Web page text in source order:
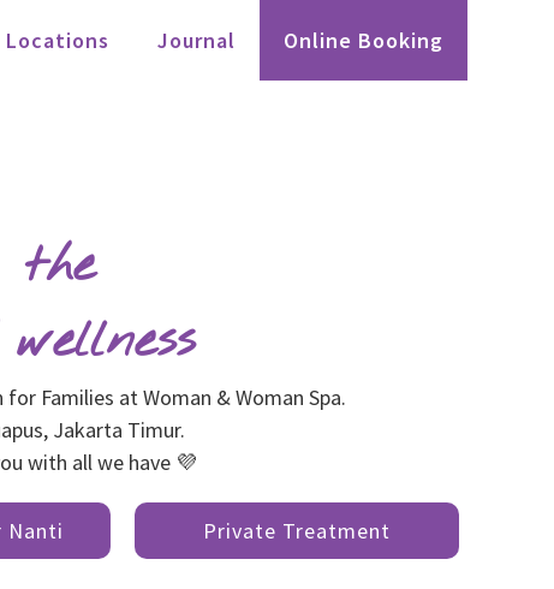
Locations Journal Online Booking
the
for Families at Woman & Woman Spa.
Jakarta Timur.
with all we have 💜
Nanti Private Treatment